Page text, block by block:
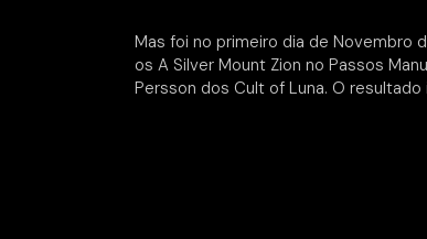
Mas foi no primeiro dia de Novembro
os A Silver Mount Zion no Passos
Persson dos Cult of Luna. O resultado